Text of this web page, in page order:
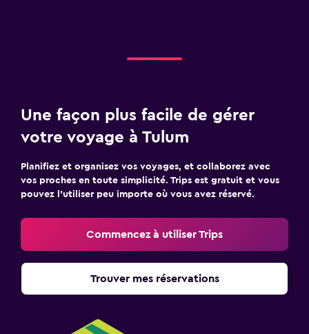
Une façon plus facile de gérer
votre voyage à Tulum
Planifiez et organisez vos voyages, et collaborez avec
vos proches en toute simplicité. Trips est gratuit et vous
pouvez l’utiliser peu importe où vous avez réservé.
Commencez à utiliser Trips
Trouver mes réservations